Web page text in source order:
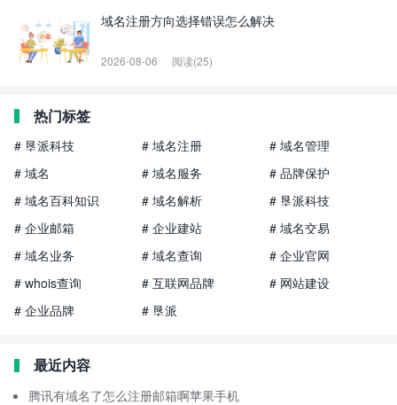
域名注册方向选择错误怎么解决
2026-08-06 阅读(25)
热门标签
# 垦派科技 # 域名注册
# 域名管理
# 域名
# 域名服务
# 品牌保护
# 域名百科知识
# 域名解析
# 垦派科技
# 企业邮箱
# 企业建站
# 域名交易
# 域名业务
# 域名查询
# 企业官网
# whois查询
# 互联网品牌
# 网站建设
# 企业品牌
# 垦派
最近内容
腾讯有域名了怎么注册邮箱啊苹果手机